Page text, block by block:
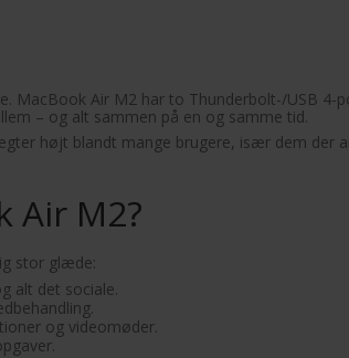
Air M2 har to Thunderbolt-/USB
– og alt sammen på en og samme tid.
højt blandt mange brugere, især dem der
Air M2?
stor glæde:
alt det sociale.
og videomøder.